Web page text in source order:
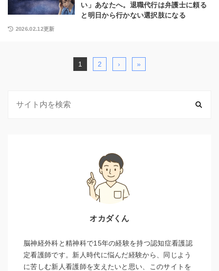
い」あなたへ。退職代行は弁護士に頼る
と明日から行かない選択肢になる
2026.02.12更新
1 2 › »
オカダくん
脳神経外科と精神科で15年の経験を持つ認知症看護認
定看護師です。新人時代に悩んだ経験から、同じよう
に苦しむ新人看護師を支えたいと思い、このサイトを